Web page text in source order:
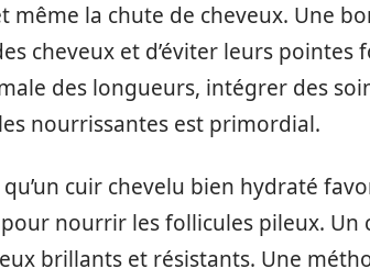
même la chute de cheveux. Une
cheveux et d’éviter leurs
des longueurs, intégrer des
nourrissantes est primordial.
cuir chevelu bien hydraté
nourrir les follicules pileux. Un
brillants et résistants. Une